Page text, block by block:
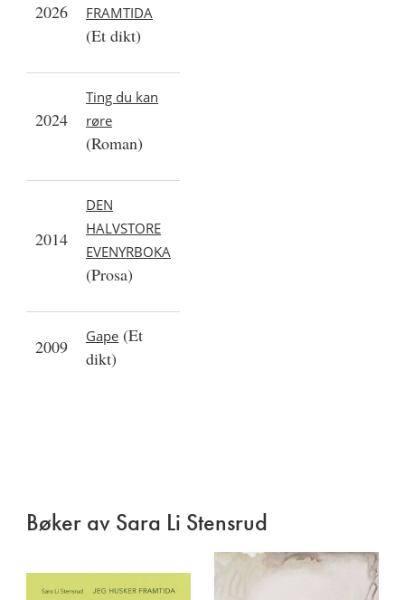
2026
FRAMTIDA
(Et dikt)
2024
Ting du kan
røre
(Roman)
2014
DEN
HALVSTORE
EVENYRBOKA
(Prosa)
2009 Gape (Et
dikt)
Bøker av Sara Li Stensrud